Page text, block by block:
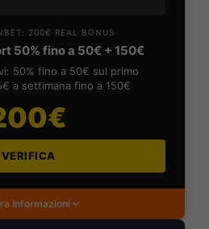
200€ REAL BONUS
50% fino a 50€ + 150€
50% fino a 50€ sul primo
a settimana fino a 150€
VERIFICA
Informazioni